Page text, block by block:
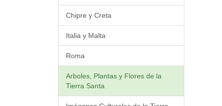
Chipre y Creta
Italia y Malta
Roma
Arboles, Plantas y Flores de la
Tierra Santa